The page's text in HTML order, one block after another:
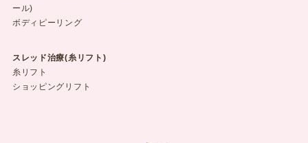
ール)
ボディピーリング
スレッド治療(糸リフト)
糸リフト
ショッピングリフト